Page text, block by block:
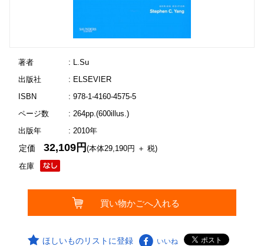
著者
: L.Su
出版社
: ELSEVIER
ISBN
: 978-1-4160-4575-5
ページ数
: 264pp.(600illus.)
出版年
: 2010年
在庫
定価32,109円(本体29,190円 ＋ 税)
ほしいものリストに登録 いいね